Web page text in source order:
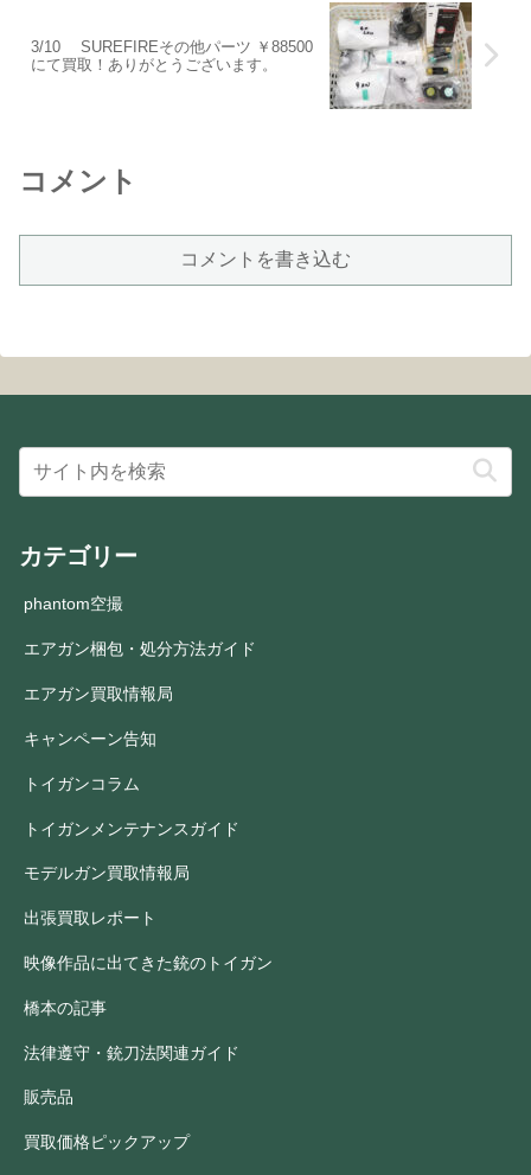
3/10 SUREFIREその他パーツ ￥88500
にて買取！ありがとうございます。
コメント
コメントを書き込む
カテゴリー
phantom空撮
エアガン梱包・処分方法ガイド
エアガン買取情報局
キャンペーン告知
トイガンコラム
トイガンメンテナンスガイド
モデルガン買取情報局
出張買取レポート
映像作品に出てきた銃のトイガン
橋本の記事
法律遵守・銃刀法関連ガイド
販売品
買取価格ピックアップ